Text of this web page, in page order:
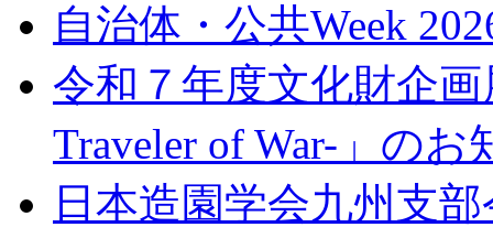
自治体・公共Week
令和７年度文化財企
Traveler of War-」のお
日本造園学会九州支